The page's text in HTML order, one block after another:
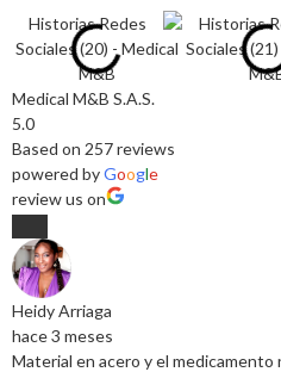
Medical M&B S.A.S.
5.0
Based on 257 reviews
powered byGoogle
review us on
Heidy Arriaga
hace 3 meses
Material en acero y el